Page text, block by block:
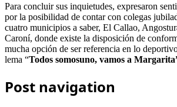
Para concluir sus inquietudes, expresaron
por la posibilidad de contar con colegas
cuatro municipios a saber, El Callao,
Caroní, donde existe la disposición de
mucha opción de ser referencia en lo
lema “Todos somosuno, vamos a
Post navigation